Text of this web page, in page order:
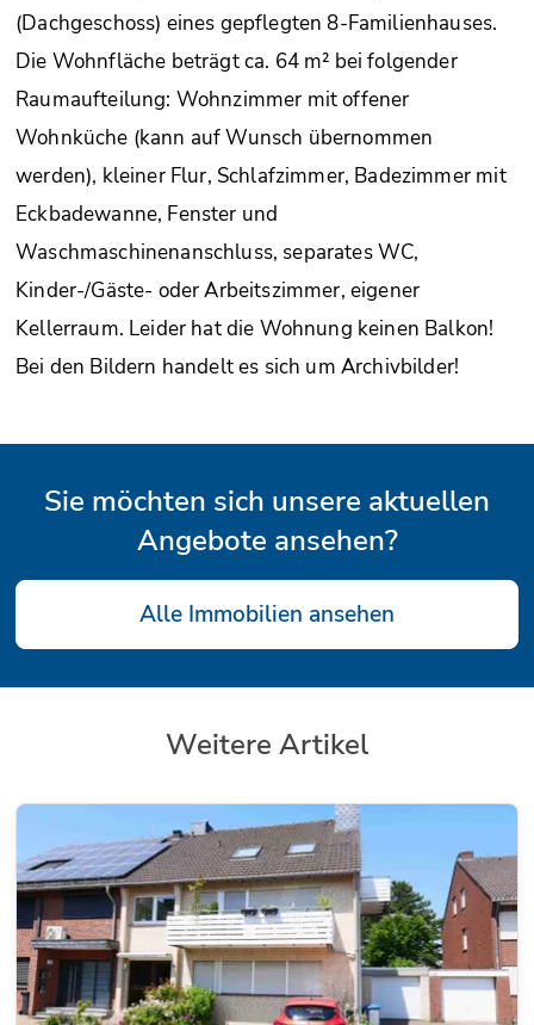
(Dachgeschoss) eines gepflegten 8-Familienhauses.
Die Wohnfläche beträgt ca. 64 m² bei folgender
Raumaufteilung: Wohnzimmer mit offener
Wohnküche (kann auf Wunsch übernommen
werden), kleiner Flur, Schlafzimmer, Badezimmer mit
Eckbadewanne, Fenster und
Waschmaschinenanschluss, separates WC,
Kinder-/Gäste- oder Arbeitszimmer, eigener
Kellerraum. Leider hat die Wohnung keinen Balkon!
Bei den Bildern handelt es sich um Archivbilder!
Sie möchten sich unsere aktuellen
Angebote ansehen?
Alle Immobilien ansehen
Weitere Artikel